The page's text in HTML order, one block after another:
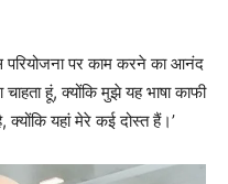
पर काम करने का आनंद
हूं, क्योंकि मुझे यह भाषा काफी
यहां मेरे कई दोस्त हैं।’